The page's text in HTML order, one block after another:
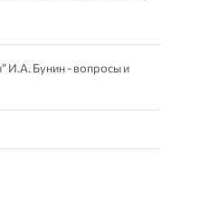
И.А. Бунин - вопросы и